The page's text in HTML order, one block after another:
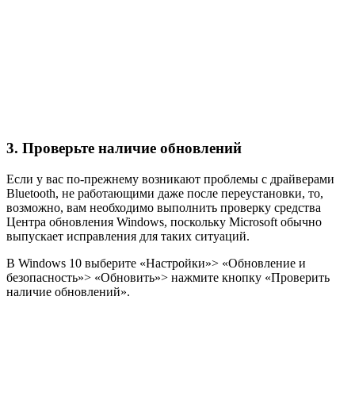
3. Проверьте наличие обновлений
Если у вас по-прежнему возникают проблемы с драйверами
Bluetooth, не работающими даже после переустановки, то,
возможно, вам необходимо выполнить проверку средства
Центра обновления Windows, поскольку Microsoft обычно
выпускает исправления для таких ситуаций.
В Windows 10 выберите «Настройки»> «Обновление и
безопасность»> «Обновить»> нажмите кнопку «Проверить
наличие обновлений».